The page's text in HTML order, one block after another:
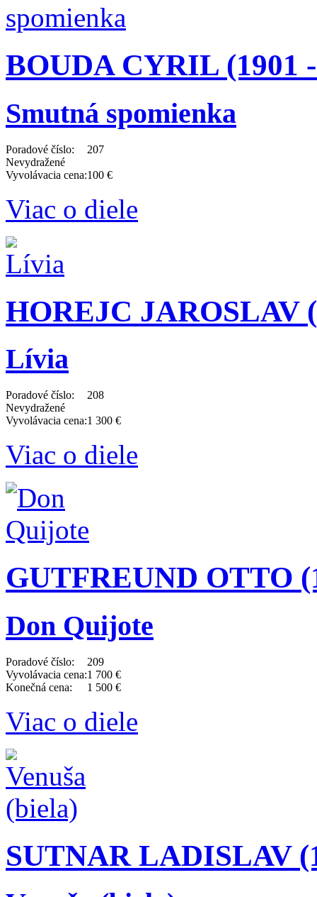
BOUDA CYRIL (1901
Smutná spomienka
Poradové číslo:
207
Nevydražené
Vyvolávacia cena:100 €
Viac o diele
HOREJC JAROSLAV
Lívia
Poradové číslo:
208
Nevydražené
Vyvolávacia cena:1 300 €
Viac o diele
GUTFREUND OTTO
Don Quijote
Poradové číslo:
209
Vyvolávacia cena:1 700 €
Konečná cena:
1 500 €
Viac o diele
SUTNAR LADISLAV